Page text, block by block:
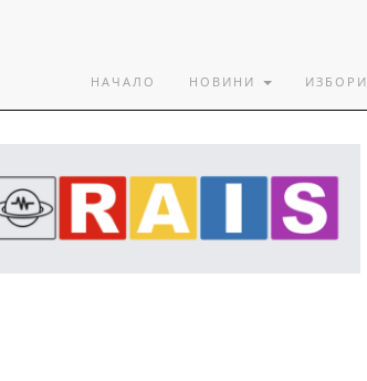
НАЧАЛО НОВИНИ ИЗБОРИ